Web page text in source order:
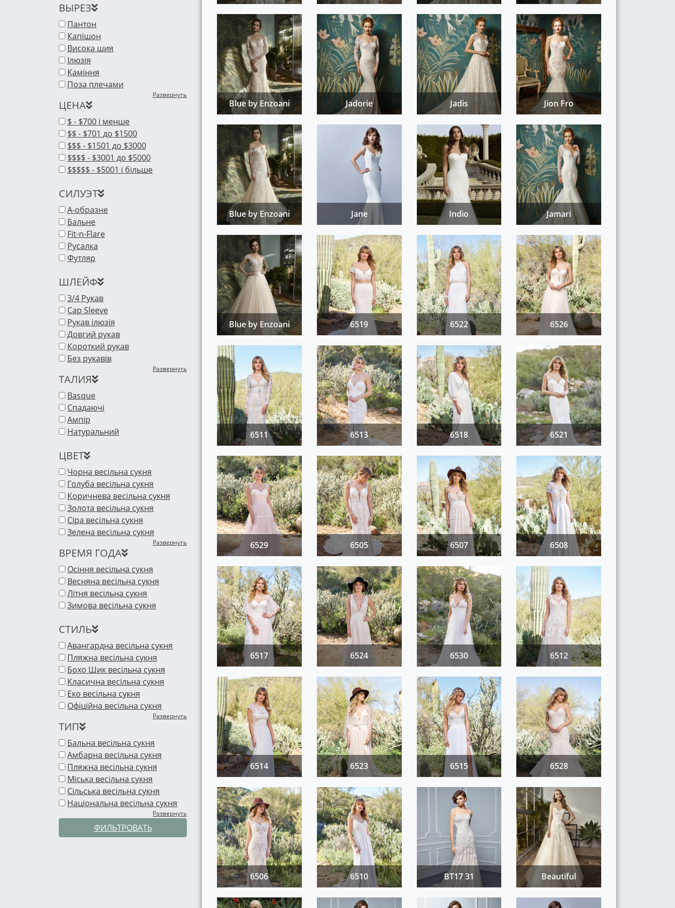
ВЫРЕЗ
Пантон
Капішон
Висока шия
Ілюзія
Каміння
Поза плечами
Развернуть
ЦЕНА
$ - $700 і менше
$$ - $701 до $1500
$$$ - $1501 до $3000
$$$$ - $3001 до $5000
$$$$$ - $5001 і більше
СИЛУЭТ
A-образне
Бальне
Fit-n-Flare
Русалка
Футляр
ШЛЕЙФ
3/4 Рукав
Cap Sleeve
Рукав ілюзія
Довгий рукав
Короткий рукав
Без рукавів
Развернуть
ТАЛИЯ
Basque
Спадаючі
Ампір
Натуральний
ЦВЕТ
Чорна весільна сукня
Голуба весільна сукня
Коричнева весільна сукня
Золота весільна сукня
Сіра весільна сукня
Зелена весільна сукня
Развернуть
ВРЕМЯ ГОДА
Осіння весільна сукня
Весняна весільна сукня
Літня весільна сукня
Зимова весільна сукня
СТИЛЬ
Авангардна весільна сукня
Пляжна весільна сукня
Бохо Шик весільна сукня
Класична весільна сукня
Еко весільна сукня
Офіційна весільна сукня
Развернуть
ТИП
Бальна весільна сукня
Амбарна весільна сукня
Пляжна весільна сукня
Міська весільна сукня
Сільська весільна сукня
Національна весільна сукня
Развернуть
ФИЛЬТРОВАТЬ
Blue by Enzoani Jadorie Jadis Jion Fro
Blue by Enzoani Jane Indio Jamari
Blue by Enzoani 6519 6522 6526
6511 6513 6518 6521
6529 6505 6507 6508
6517 6524 6530 6512
6514 6523 6515 6528
6506 6510 BT17 31 Beautiful